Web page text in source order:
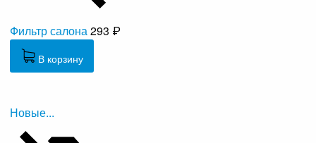
Фильтр салона293 ₽
В корзину
Новые...